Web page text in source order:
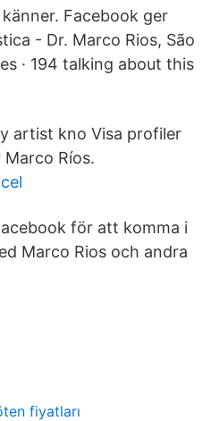
Facebook ger
- Dr. Marco Rios, São
· 194 talking about this
artist kno Visa profiler
Ríos.
för att komma i
Marco Rios och andra
fiyatları